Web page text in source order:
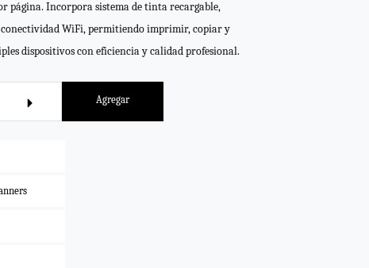
página. Incorpora sistema de tinta recargable,
WiFi, permitiendo imprimir, copiar y
dispositivos con eficiencia y calidad profesional.
Agregar